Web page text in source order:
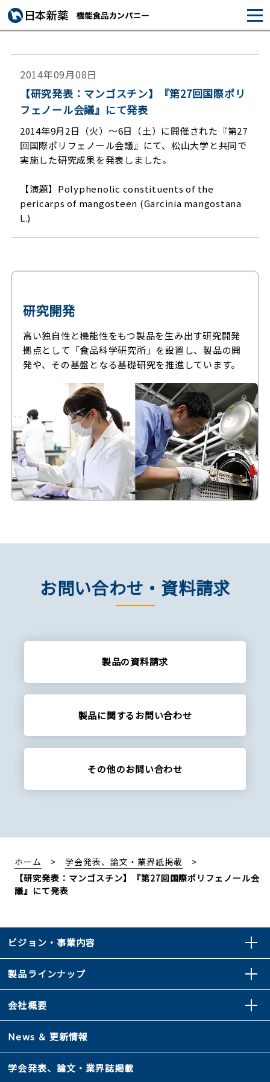
2014年09月08日
【研究発表：マンゴスチン】『第27回国際ポリ
フェノール会議』にて発表
2014年9月2日（火）～6日（土）に開催された『第27
回国際ポリフェノール会議』にて、松山大学と共同で
実施した研究成果を発表しました。
【演題】Polyphenolic constituents of the
pericarps of mangosteen (Garcinia mangostana
L.)
研究開発
高い独自性と機能性をもつ製品を生み出す研究開発
拠点として「食品科学研究所」を設置し、製品の開
発や、その基盤となる基礎研究を推進しています。
お問い合わせ・資料請求
製品の資料請求
製品に関するお問い合わせ
その他のお問い合わせ
ホーム
学会発表、論文・業界紙掲載
【研究発表：マンゴスチン】『第27回国際ポリフェノール会
議』にて発表
ビジョン・事業内容
製品ラインナップ
会社概要
News ＆ 更新情報
学会発表、論文・業界誌掲載